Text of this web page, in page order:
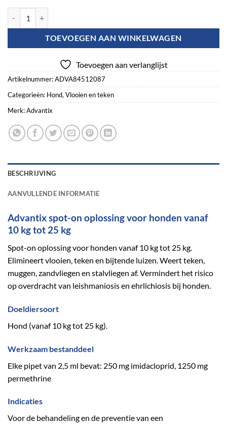
TOEVOEGEN AAN WINKELWAGEN
Toevoegen aan verlanglijst
Artikelnummer:ADVA84512087
Categorieën: Hond,Vlooien en teken
Merk:Advantix
BESCHRIJVING
AANVULLENDE INFORMATIE
Advantix spot-on oplossing voor honden vanaf
10 kg tot 25 kg
Spot-on oplossing voor honden vanaf 10 kg tot 25 kg.
Elimineert vlooien, teken en bijtende luizen. Weert teken,
muggen, zandvliegen en stalvliegen af. Vermindert het risico
op overdracht van leishmaniosis en ehrlichiosis bij honden.
Doeldiersoort
Hond (vanaf 10 kg tot 25 kg).
Werkzaam bestanddeel
Elke pipet van 2,5 ml bevat: 250 mg imidacloprid, 1250 mg
permethrine
Indicaties
Voor de behandeling en de preventie van een